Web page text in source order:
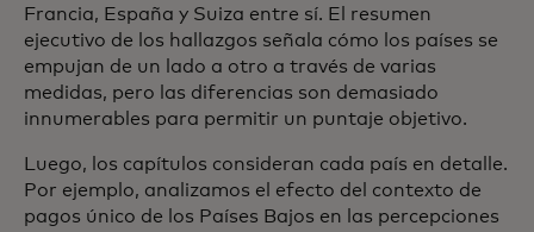
Francia, España y Suiza entre sí. El resumen
ejecutivo de los hallazgos señala cómo los países se
empujan de un lado a otro a través de varias
medidas, pero las diferencias son demasiado
innumerables para permitir un puntaje objetivo.
Luego, los capítulos consideran cada país en detalle.
Por ejemplo, analizamos el efecto del contexto de
pagos único de los Países Bajos en las percepciones